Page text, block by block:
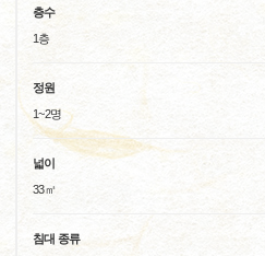
층수
1층
정원
1~2명
넓이
33㎡
침대 종류